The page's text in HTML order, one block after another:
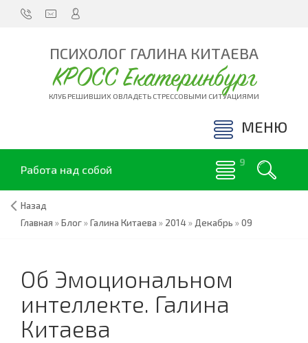
ПСИХОЛОГ ГАЛИНА КИТАЕВА
КРОСС Екатеринбург
КЛУБ РЕШИВШИХ ОВЛАДЕТЬ СТРЕССОВЫМИ СИТУАЦИЯМИ
МЕНЮ
Работа над собой
Назад
Главная »Блог»Галина Китаева » 2014» Декабрь »09
Об Эмоциональном
интеллекте. Галина
Китаева